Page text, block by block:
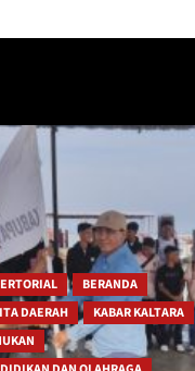
BERANDA
DAERAH
KABAR KALTARA